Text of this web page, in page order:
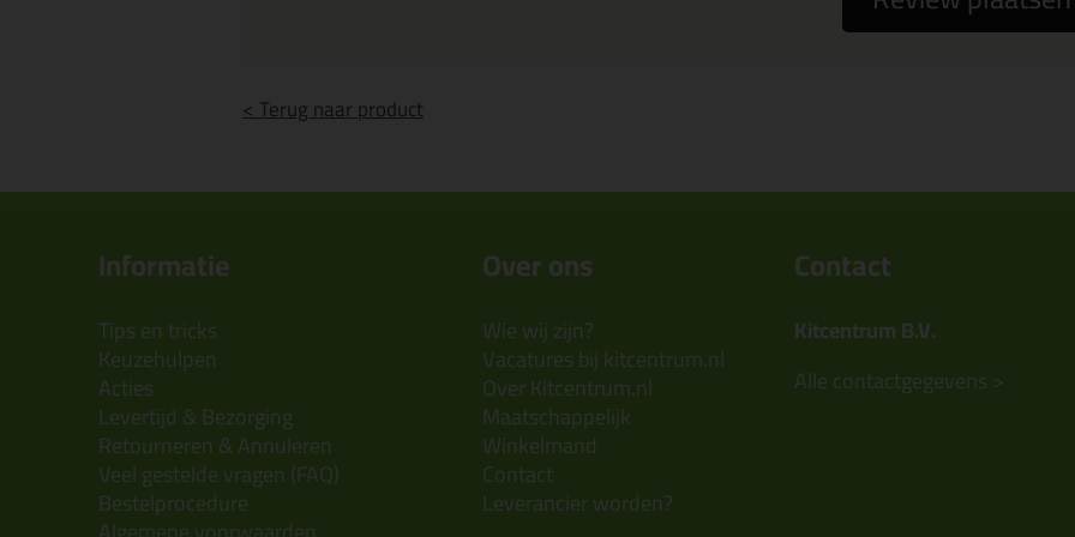
< Terug naar product
Informatie
Tips en tricks
Keuzehulpen
Acties
Levertijd & Bezorging
Retourneren & Annuleren
Veel gestelde vragen (FAQ)
Bestelprocedure
Over ons
Wie wij zijn?
Vacatures bij kitcentrum.nl
Over Kitcentrum.nl
Maatschappelijk
Winkelmand
Contact
Leverancier worden?
Contact
Kitcentrum B.V.
Alle contactgegevens >